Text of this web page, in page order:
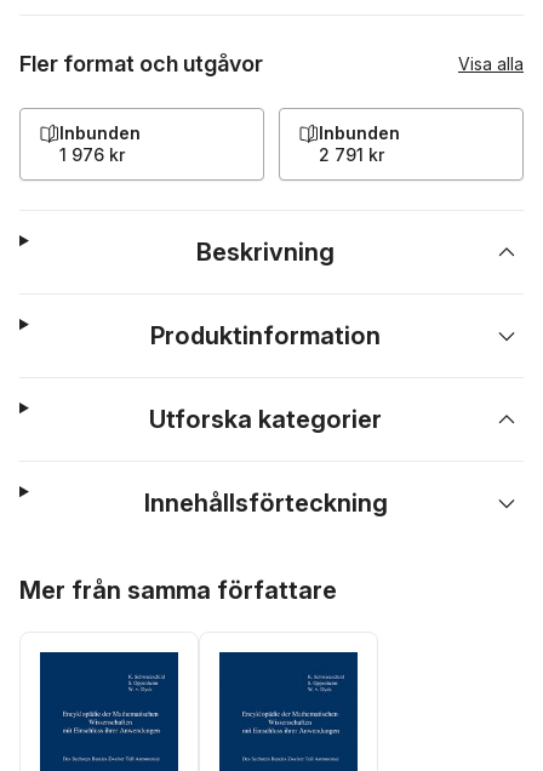
Fler format och utgåvor Visa alla
Inbunden
1 976 kr
Inbunden
2 791 kr
Beskrivning
Produktinformation
Utforska kategorier
Innehållsförteckning
Mer från samma författare